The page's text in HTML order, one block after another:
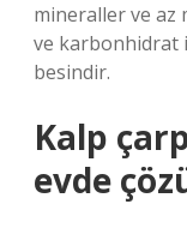
mineraller ve az
ve karbonhidrat
besindir.
Kalp
evde